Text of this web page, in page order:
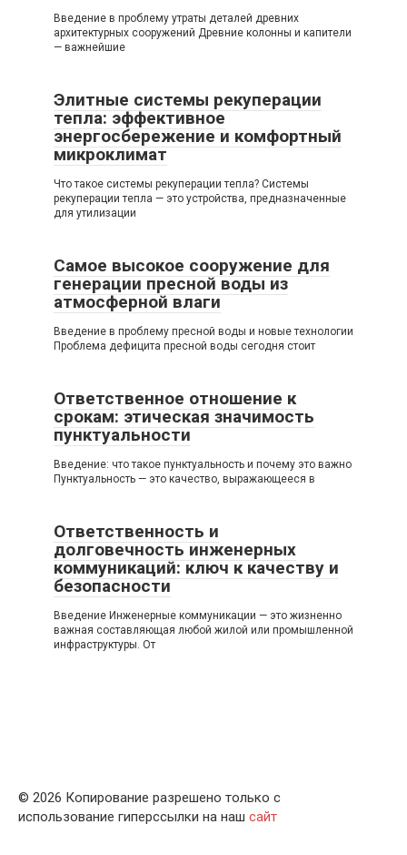
Введение в проблему утраты деталей древних
архитектурных сооружений Древние колонны и капители
— важнейшие
Элитные системы рекуперации
тепла: эффективное
энергосбережение и комфортный
микроклимат
Что такое системы рекуперации тепла? Системы
рекуперации тепла — это устройства, предназначенные
для утилизации
Самое высокое сооружение для
генерации пресной воды из
атмосферной влаги
Введение в проблему пресной воды и новые технологии
Проблема дефицита пресной воды сегодня стоит
Ответственное отношение к
срокам: этическая значимость
пунктуальности
Введение: что такое пунктуальность и почему это важно
Пунктуальность — это качество, выражающееся в
Ответственность и
долговечность инженерных
коммуникаций: ключ к качеству и
безопасности
Введение Инженерные коммуникации — это жизненно
важная составляющая любой жилой или промышленной
инфраструктуры. От
© 2026 Копирование разрешено только с
использование гиперссылки на наш сайт